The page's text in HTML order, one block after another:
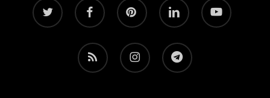
twitter facebook pinterest linkedin youtube
RSS instagram telegram